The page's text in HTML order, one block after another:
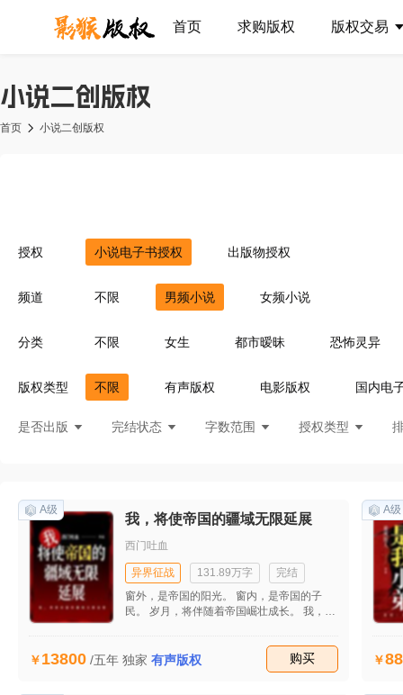
首页 求购版权 版权交易
小说二创版权
首页 小说二创版权
授权 小说电子书授权 出版物授权
频道 不限 男频小说 女频小说
分类 不限 女生 都市暧昧
恐怖灵异
游戏异界
未来科技 都市重生
历
乡土小说
灵异怪谈 魔法校园
玄
玄幻修
鬼
科幻
东方仙
版权类型 不限 有声版权 电影版权 国内电
是否出版 完结状态 字数范围 授权类型
A级
我，将使帝国的疆域无限延展
西门吐血
异界征战 131.89万字
完结
窗外，是帝国的阳光。 窗内，是帝国的子
民。 岁月，将伴随着帝国崛壮成长。 我，将
13800 /五年 独家 有声版权 购买
A级